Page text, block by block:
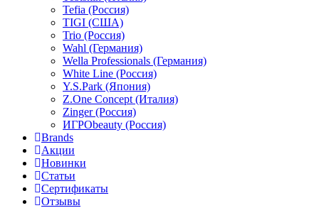
Tefia (Россия)
TIGI (США)
Trio (Россия)
Wahl (Германия)
Wella Professionals (Германия)
White Line (Россия)
Y.S.Park (Япония)
Z.One Concept (Италия)
Zinger (Россия)
ИГРОbeauty (Россия)
Brands
Акции
Новинки
Статьи
Сертификаты
Отзывы